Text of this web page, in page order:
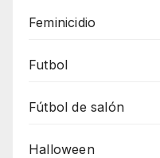
Feminicidio
Futbol
Fútbol de salón
Halloween